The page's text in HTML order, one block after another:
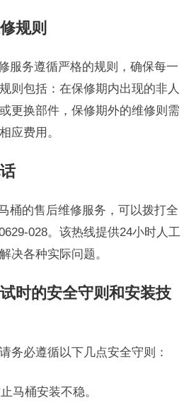
规则
服务遵循严格的规则，确保每一
则包括：在保修期内出现的非人
更换部件，保修期外的维修则需
应费用。
桶的售后维修服务，可以拨打全
028。该热线提供24小时人工
决各种实际问题。
时的安全守则和安装技
务必遵循以下几点安全守则：
马桶安装不稳。